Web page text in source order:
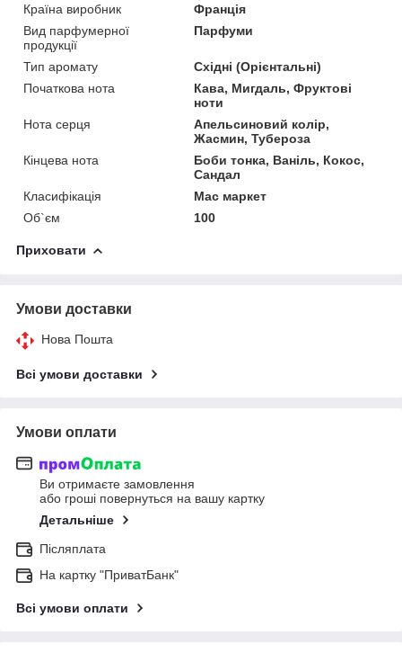
Країна виробник
Франція
Вид парфумерної
продукції
Парфуми
Тип аромату
Східні (Орієнтальні)
Початкова нота
Кава, Мигдаль, Фруктові
ноти
Нота серця
Апельсиновий колір,
Жасмин, Тубероза
Кінцева нота
Боби тонка, Ваніль, Кокос,
Сандал
Класифікація
Мас маркет
Об`єм
100
Приховати
Умови доставки
Нова Пошта
Всі умови доставки
Умови оплати
Ви отримаєте замовлення
або гроші повернуться на вашу картку
Детальніше
Післяплата
На картку "ПриватБанк"
Всі умови оплати